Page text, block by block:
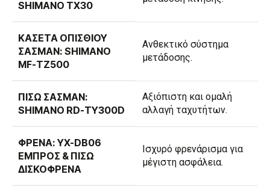
SHIMANO TX30
ΚΑΣΈΤΑ ΟΠΊΣΘΙΟΥ
ΣΑΣΜΆΝ: SHIMANO
MF-TZ500
Ανθεκτικό σύστημα
μετάδοσης.
ΠΊΣΩ ΣΑΣΜΆΝ:
SHIMANO RD-TY300D
Αξιόπιστη και ομαλή
αλλαγή ταχυτήτων.
ΦΡΈΝΑ: YX-DB06
ΕΜΠΡΌΣ & ΠΊΣΩ
ΔΙΣΚΌΦΡΕΝΑ
Ισχυρό φρενάρισμα για
μέγιστη ασφάλεια.